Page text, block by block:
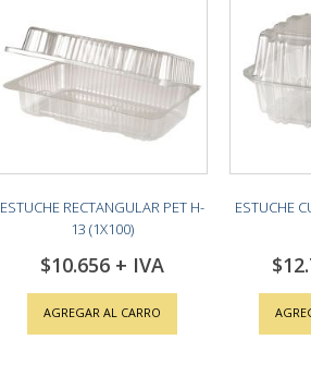
ESTUCHE RECTANGULAR PET H-
13 (1X100)
$10.656
AGREGAR AL CARRO
ESTUCHE